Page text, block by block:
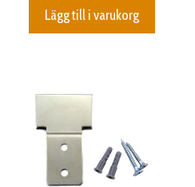
Lägg till i varukorg